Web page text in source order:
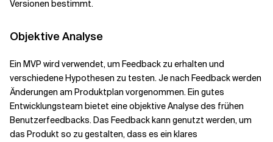
Versionen bestimmt.
Objektive Analyse
Ein MVP wird verwendet, um Feedback zu erhalten und
verschiedene Hypothesen zu testen. Je nach Feedback werden
Änderungen am Produktplan vorgenommen. Ein gutes
Entwicklungsteam bietet eine objektive Analyse des frühen
Benutzerfeedbacks. Das Feedback kann genutzt werden, um
das Produkt so zu gestalten, dass es ein klares